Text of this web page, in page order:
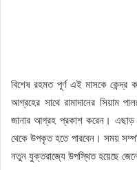
বিশেষ রহমত পূর্ণ এই মাসকে কেন্দ্র
আগ্রহের সাথে রামাদানের সিয়াম
জানার আগ্রহ প্রকাশ করেন। এছাড়
থেকে উপকৃত হতে পারবেন। সময়
নতুন যুক্তরাজ্যে উপস্থিত হয়েছে